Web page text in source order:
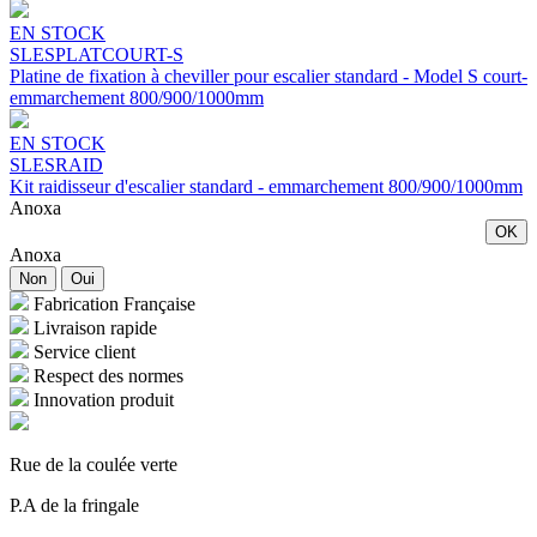
EN STOCK
SLESPLATCOURT-S
Platine de fixation à cheviller pour escalier standard - Model S court-
emmarchement 800/900/1000mm
EN STOCK
SLESRAID
Kit raidisseur d'escalier standard - emmarchement 800/900/1000mm
Anoxa
OK
Anoxa
Non Oui
Fabrication Française
Livraison rapide
Service client
Respect des normes
Innovation produit
Rue de la coulée verte
P.A de la fringale